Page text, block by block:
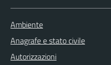
Ambiente
Anagrafe e stato civile
Autorizzazioni